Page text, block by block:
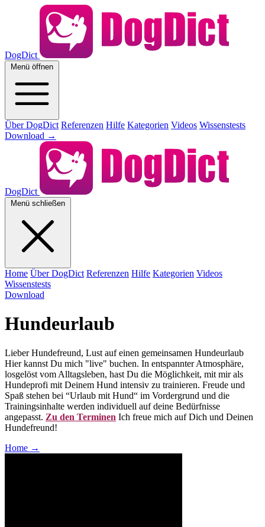
DogDict
Menü öffnen
Über DogDict Referenzen Hilfe Kategorien Videos Wissenstests
Download →
DogDict
Menü schließen
Home Über DogDict Referenzen Hilfe Kategorien Videos
Wissenstests
Download
Hundeurlaub
Lieber Hundefreund, Lust auf einen gemeinsamen Hundeurlaub
Hier kannst Du mich "live" buchen. In entspannter Atmosphäre,
losgelöst vom Alltagsleben, hast Du die Möglichkeit, mit mir als
Hundeprofi mit Deinem Hund intensiv zu trainieren. Freude und
Spaß stehen bei “Urlaub mit Hund“ im Vordergrund und die
Trainingsinhalte werden individuell auf deine Bedürfnisse
angepasst. Zu den Terminen Ich freue mich auf Dich und Deinen
Hundefreund!
Home →